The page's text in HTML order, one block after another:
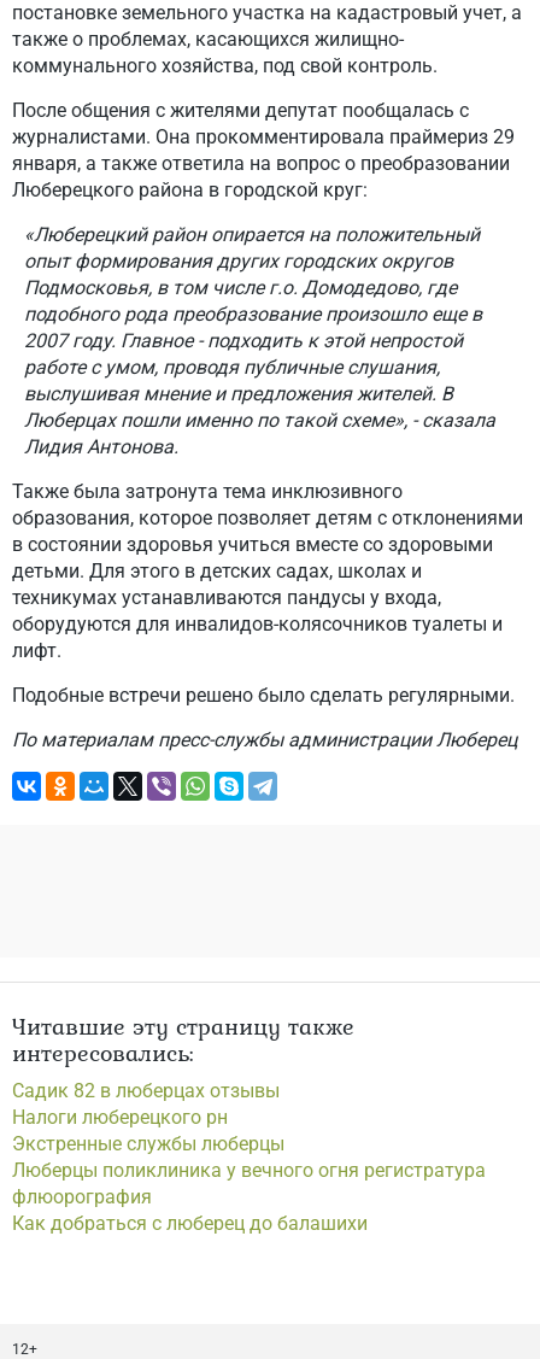
постановке земельного участка на кадастровый учет, а
также о проблемах, касающихся жилищно-
коммунального хозяйства, под свой контроль.
После общения с жителями депутат пообщалась с
журналистами. Она прокомментировала праймериз 29
января, a также ответила на вопрос о преобразовании
Люберецкого района в городской круг:
«Люберецкий район опирается на положительный
опыт формирования других городских округов
Подмосковья, в том числе г.о. Домодедово, где
подобного рода преобразование произошло еще в
2007 году. Главное - подходить к этой непростой
работе с умом, проводя публичные слушания,
выслушивая мнение и предложения жителей. В
Люберцах пошли именно по такой схеме», - сказала
Лидия Антонова.
Также была затронута тема инклюзивного
образования, которое позволяет детям с отклонениями
в состоянии здоровья учиться вместе со здоровыми
детьми. Для этого в детских садах, школах и
техникумах устанавливаются пандусы у входа,
оборудуются для инвалидов-колясочников туалеты и
лифт.
Подобные встречи решено было сделать регулярными.
По материалам пресс-службы администрации Люберец
Читавшие эту страницу также
интересовались:
Садик 82 в люберцах отзывы
Налоги люберецкого рн
Экстренные службы люберцы
Люберцы поликлиника у вечного огня регистратура
флюорография
Как добраться с люберец до балашихи
12+